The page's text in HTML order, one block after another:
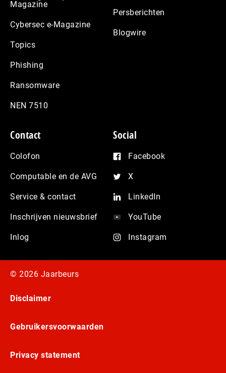
Magazine
Cybersec e-Magazine
Topics
Phishing
Ransomware
NEN 7510
Persberichten
Blogwire
Contact
Colofon
Computable en de AVG
Service & contact
Inschrijven nieuwsbrief
Inlog
Social
Facebook
X
LinkedIn
YouTube
Instagram
© 2026 Jaarbeurs
Disclaimer
Gebruikersvoorwaarden
Privacy statement